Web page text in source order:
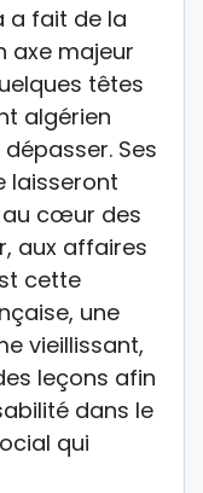
a fait de la
axe majeur
têtes
algérien
Ses
laisseront
au cœur des
aux affaires
cette
une
vieillissant,
leçons afin
dans le
qui